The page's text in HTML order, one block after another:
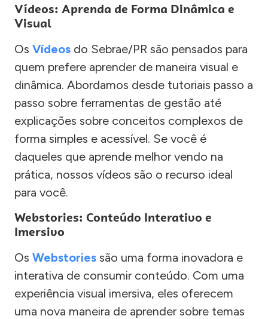
Vídeos: Aprenda de Forma Dinâmica e
Visual
Os Vídeos do Sebrae/PR são pensados para
quem prefere aprender de maneira visual e
dinâmica. Abordamos desde tutoriais passo a
passo sobre ferramentas de gestão até
explicações sobre conceitos complexos de
forma simples e acessível. Se você é
daqueles que aprende melhor vendo na
prática, nossos vídeos são o recurso ideal
para você.
Webstories: Conteúdo Interativo e
Imersivo
Os Webstories são uma forma inovadora e
interativa de consumir conteúdo. Com uma
experiência visual imersiva, eles oferecem
uma nova maneira de aprender sobre temas